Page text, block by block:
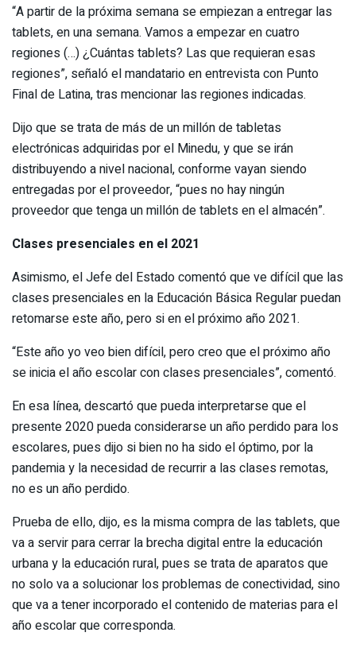
“A partir de la próxima semana se empiezan a entregar las
tablets, en una semana. Vamos a empezar en cuatro
regiones (…) ¿Cuántas tablets? Las que requieran esas
regiones”, señaló el mandatario en entrevista con Punto
Final de Latina, tras mencionar las regiones indicadas.
Dijo que se trata de más de un millón de tabletas
electrónicas adquiridas por el Minedu, y que se irán
distribuyendo a nivel nacional, conforme vayan siendo
entregadas por el proveedor, “pues no hay ningún
proveedor que tenga un millón de tablets en el almacén”.
Clases presenciales en el 2021
Asimismo, el Jefe del Estado comentó que ve difícil que las
clases presenciales en la Educación Básica Regular puedan
retomarse este año, pero si en el próximo año 2021.
“Este año yo veo bien difícil, pero creo que el próximo año
se inicia el año escolar con clases presenciales”, comentó.
En esa línea, descartó que pueda interpretarse que el
presente 2020 pueda considerarse un año perdido para los
escolares, pues dijo si bien no ha sido el óptimo, por la
pandemia y la necesidad de recurrir a las clases remotas,
no es un año perdido.
Prueba de ello, dijo, es la misma compra de las tablets, que
va a servir para cerrar la brecha digital entre la educación
urbana y la educación rural, pues se trata de aparatos que
no solo va a solucionar los problemas de conectividad, sino
que va a tener incorporado el contenido de materias para el
año escolar que corresponda.